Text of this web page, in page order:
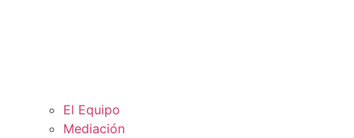
El Equipo
Mediación